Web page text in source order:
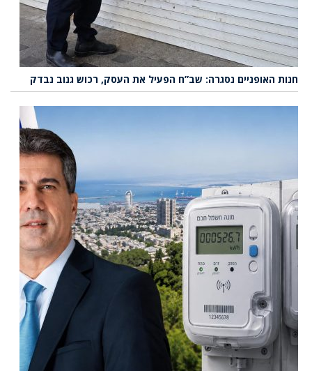
חנות האופניים נסגרה: שב”ח הפעיל את העסק, רכוש גנוב נבדק